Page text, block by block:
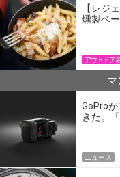
【レジ
燻製ベ
アウトドア
マ
GoPro
きた。
ニュース